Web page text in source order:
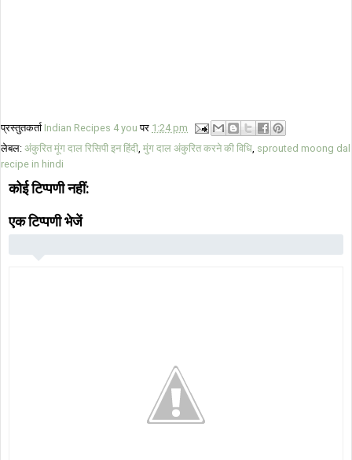
प्रस्तुतकर्ता Indian Recipes 4 you पर 1:24 pm
लेबल: अंकुरित मूंग दाल रिसिपी इन हिंदी, मुंग दाल अंकुरित करने की विधि, sprouted moong dal
recipe in hindi
कोई टिप्पणी नहीं:
एक टिप्पणी भेजें